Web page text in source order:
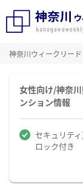
神奈川ウィークリー
女性向け/神奈
ンション情報
セキュリテ
ロック付き